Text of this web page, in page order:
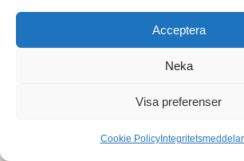
Acceptera
Neka
Visa preferenser
Cookie Policy
Sekretesspolicy
(på finska)